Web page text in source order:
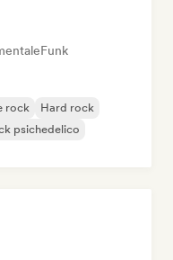
Funk
rock
Hard rock
psichedelico